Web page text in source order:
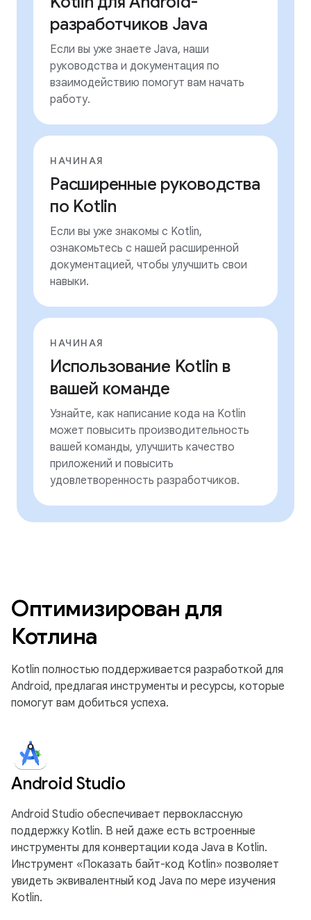
разработчиков Java
Если вы уже знаете Java, наши
руководства и документация по
взаимодействию помогут вам начать
работу.
НАЧИНАЯ
Расширенные руководства
по Kotlin
Если вы уже знакомы с Kotlin,
ознакомьтесь с нашей расширенной
документацией, чтобы улучшить свои
навыки.
НАЧИНАЯ
Использование Kotlin в
вашей команде
Узнайте, как написание кода на Kotlin
может повысить производительность
вашей команды, улучшить качество
приложений и повысить
удовлетворенность разработчиков.
Оптимизирован для
Котлина
Kotlin полностью поддерживается разработкой для
Android, предлагая инструменты и ресурсы, которые
помогут вам добиться успеха.
Android Studio
Android Studio обеспечивает первоклассную
поддержку Kotlin. В ней даже есть встроенные
инструменты для конвертации кода Java в Kotlin.
Инструмент «Показать байт-код Kotlin» позволяет
увидеть эквивалентный код Java по мере изучения
Kotlin.